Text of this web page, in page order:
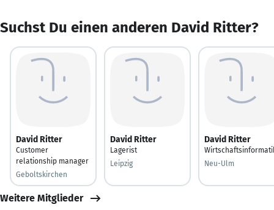
Suchst Du einen anderen David Ritter?
David Ritter
Customer
relationship manager
Geboltskirchen
David Ritter
Lagerist
Leipzig
David Ritter
Neu-Ulm
Weitere Mitglieder